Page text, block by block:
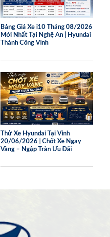
Bảng Giá Xe i10 Tháng 08/2026
Mới Nhất Tại Nghệ An | Hyundai
Thành Công Vinh
Thử Xe Hyundai Tại Vinh
20/06/2026 | Chốt Xe Ngay
Vàng – Ngập Tràn Ưu Đãi